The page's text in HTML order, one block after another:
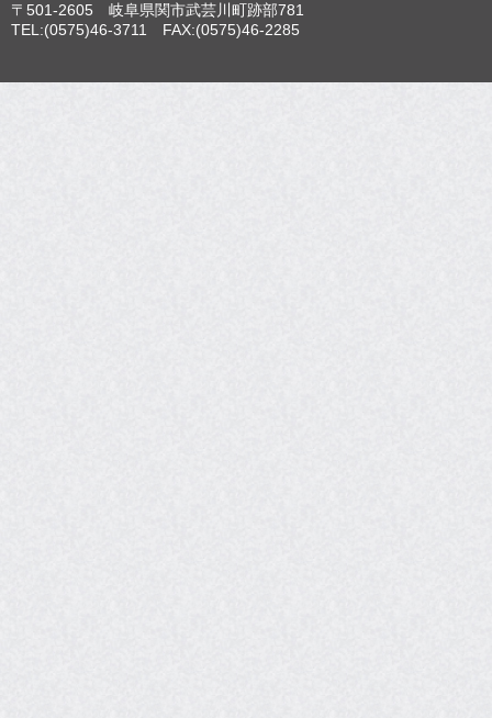
〒501-2605 岐阜県関市武芸川町跡部781
TEL:(0575)46-3711 FAX:(0575)46-2285